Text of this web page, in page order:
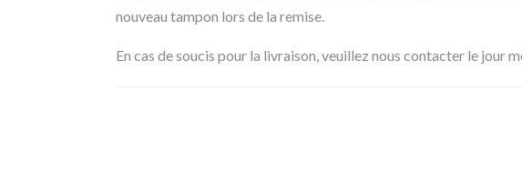
nouveau tampon lors de la remise.
En cas de soucis pour la livraison, veuillez nous contacter le jour